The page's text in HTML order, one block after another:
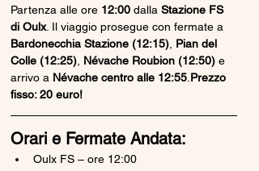
Partenza alle ore 12:00 dalla Stazione FS
di Oulx. Il viaggio prosegue con fermate a
Bardonecchia Stazione (12:15) Pian del
Colle (12:25) Névache Roubion (12:50) e
arrivo a Névache centro alle 12:55 Prezzo
fisso: 20 euro!
Orari e Fermate Andata:
Oulx FS – ore 12:00